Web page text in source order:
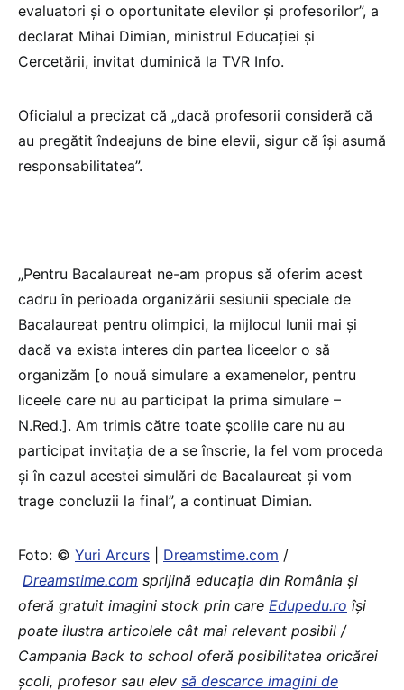
evaluatori și o oportunitate elevilor și profesorilor”, a
declarat Mihai Dimian, ministrul Educației și
Cercetării, invitat duminică la TVR Info.
Oficialul a precizat că „dacă profesorii consideră că
au pregătit îndeajuns de bine elevii, sigur că își asumă
responsabilitatea”.
„Pentru Bacalaureat ne-am propus să oferim acest
cadru în perioada organizării sesiunii speciale de
Bacalaureat pentru olimpici, la mijlocul lunii mai și
dacă va exista interes din partea liceelor o să
organizăm [o nouă simulare a examenelor, pentru
liceele care nu au participat la prima simulare –
N.Red.]. Am trimis către toate școlile care nu au
participat invitația de a se înscrie, la fel vom proceda
și în cazul acestei simulări de Bacalaureat și vom
trage concluzii la final”, a continuat Dimian.
Foto: © Yuri Arcurs Dreamstime.com /
Dreamstime.com sprijină educaţia din România şi
oferă gratuit imagini stock prin care Edupedu.ro îşi
poate ilustra articolele cât mai relevant posibil /
Campania Back to school oferă posibilitatea oricărei
școli, profesor sau elev să descarce imagini de